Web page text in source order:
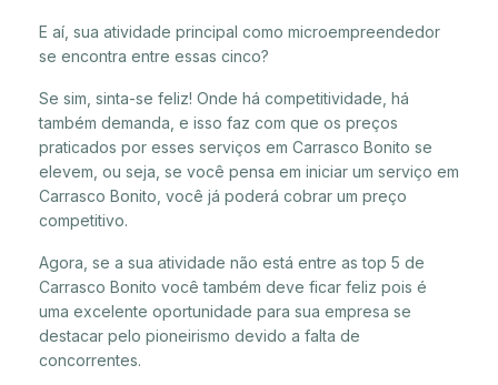
E aí, sua atividade principal como microempreendedor
se encontra entre essas cinco?
Se sim, sinta-se feliz! Onde há competitividade, há
também demanda, e isso faz com que os preços
praticados por esses serviços em Carrasco Bonito se
elevem, ou seja, se você pensa em iniciar um serviço em
Carrasco Bonito, você já poderá cobrar um preço
competitivo.
Agora, se a sua atividade não está entre as top 5 de
Carrasco Bonito você também deve ficar feliz pois é
uma excelente oportunidade para sua empresa se
destacar pelo pioneirismo devido a falta de
concorrentes.